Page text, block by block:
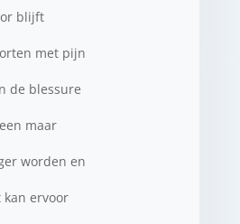
blijft
met pijn
de blessure
maar
worden en
kan ervoor